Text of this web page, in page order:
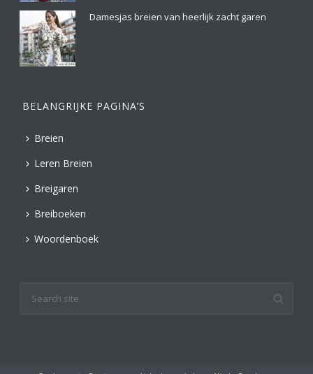
Damesjas breien van heerlijk zacht garen
BELANGRIJKE PAGINA’S
Breien
Leren Breien
Breigaren
Breiboeken
Woordenboek